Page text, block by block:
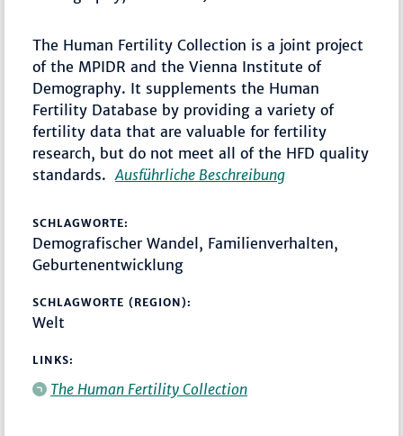
The Human Fertility Collection is a joint project
of the MPIDR and the Vienna Institute of
Demography. It supplements the Human
Fertility Database by providing a variety of
fertility data that are valuable for fertility
research, but do not meet all of the HFD quality
standards.Ausführliche Beschreibung
SCHLAGWORTE:
Demografischer Wandel, Familienverhalten,
Geburtenentwicklung
SCHLAGWORTE (REGION):
Welt
LINKS:
The Human Fertility Collection